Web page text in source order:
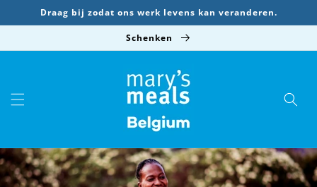
naar de
content
Draag bij zodat ons werk levens kan veranderen.
Schenken